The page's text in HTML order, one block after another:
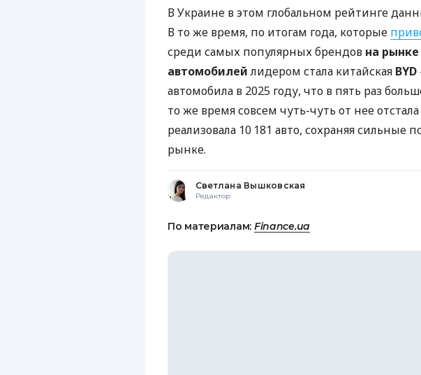
В Украине в этом глобальном рейтинге
В то же время, по итогам года, которые
среди самых популярных брендов на
автомобилейлидером стала китайская BYD
автомобила в 2025 году, что в пять раз
то же время совсем чуть-чуть от нее отстала
реализовала 10 181 авто, сохраняя сильные
рынке.
Светлана Вышковская
Редактор
По материалам: Finance.ua